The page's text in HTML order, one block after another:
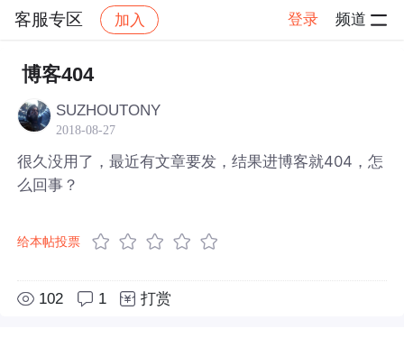
客服专区 加入 登录 频道
社区 客服专区
博客404
SUZHOUTONY
2018-08-27
很久没用了，最近有文章要发，结果进博客就404，怎
么回事？
给本帖投票
102 1 打赏